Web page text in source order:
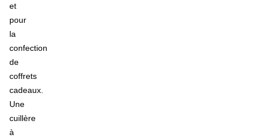
et
pour
la
confection
de
coffrets
cadeaux.
Une
cuillère
à